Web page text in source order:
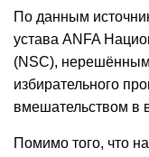
По данным
устава ANFA
(NSC),
избирательного
вмешательством в
Помимо того, что